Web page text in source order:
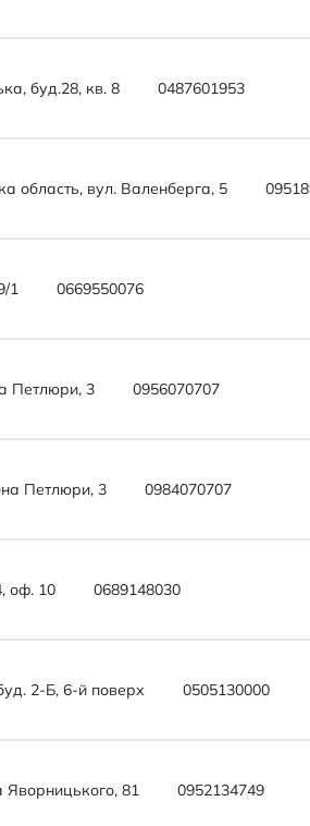
буд.28, кв. 8 0487601953
область, вул. Валенберга, 5
1 0669550076
Петлюри, 3 0956070707
Петлюри, 3 0984070707
оф. 10 0689148030
2-Б, 6-й поверх 0505130000
Яворницького, 81 0952134749